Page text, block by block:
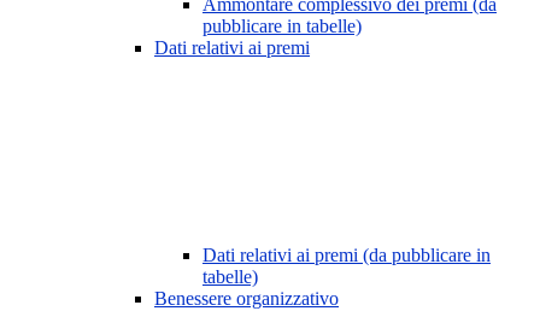
Ammontare complessivo dei premi (da
pubblicare in tabelle)
Dati relativi ai premi
Dati relativi ai premi (da pubblicare in
tabelle)
Benessere organizzativo